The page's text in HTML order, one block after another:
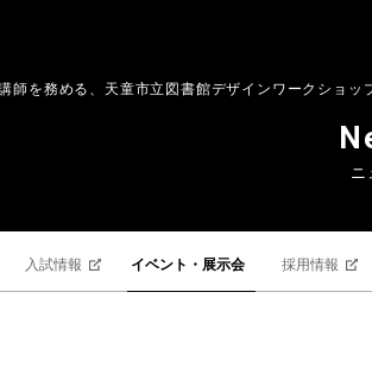
ニ
師を務める、天童市立図書館デザインワークショ
入試情報 イベント・展示会 採用情報